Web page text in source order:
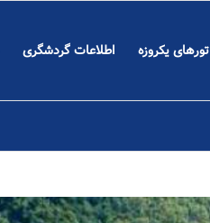
تورهای یکروزه اطلاعات گردشگری